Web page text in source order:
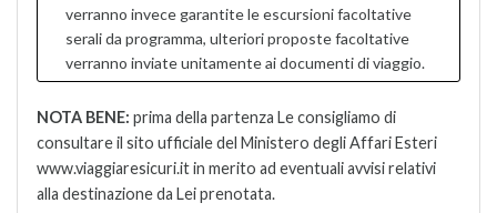
verranno invece garantite le escursioni facoltative
serali da programma, ulteriori proposte facoltative
verranno inviate unitamente ai documenti di viaggio.
NOTA BENE: prima della partenza Le consigliamo di
consultare il sito ufficiale del Ministero degli Affari Esteri
www.viaggiaresicuri.it in merito ad eventuali avvisi relativi
alla destinazione da Lei prenotata.